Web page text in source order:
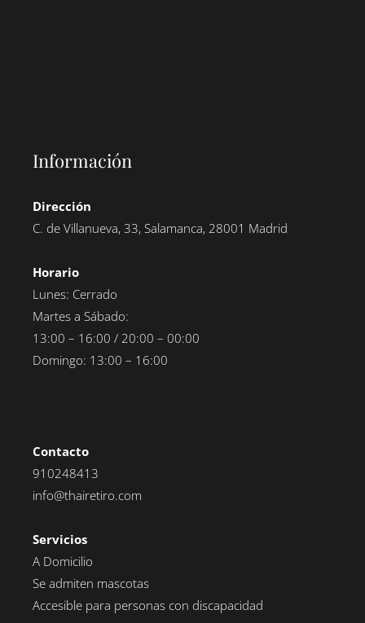
Información
Dirección
C. de Villanueva, 33, Salamanca, 28001 Madrid
Horario
Lunes: Cerrado
Martes a Sábado:
13:00 – 16:00 / 20:00 – 00:00
Domingo: 13:00 – 16:00
Contacto
910248413
info@thairetiro.com
Servicios
A Domicilio
Se admiten mascotas
Accesible para personas con discapacidad